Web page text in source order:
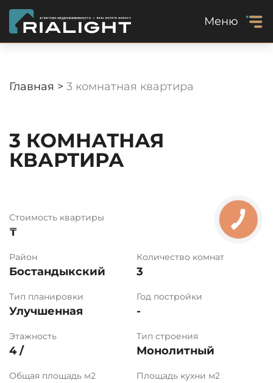
Меню
Главная > 3 комнатная квартира
3 КОМНАТНАЯ
КВАРТИРА
Стоимость квартиры
₸
Район
Бостандыкский
Количество комнат
3
Тип планировки
Улучшенная
Год постройки
-
Этажность
4 /
Тип строения
Монолитный
Общая площадь м2 Площадь кухни м2